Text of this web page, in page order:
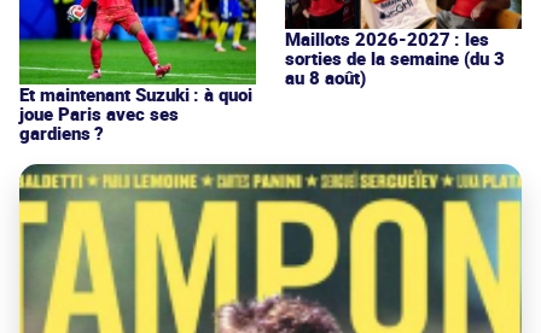
Et maintenant Suzuki : à quoi
joue Paris avec ses
gardiens ?
Maillots 2026-2027 : les
sorties de la semaine (du 3
au 8 août)